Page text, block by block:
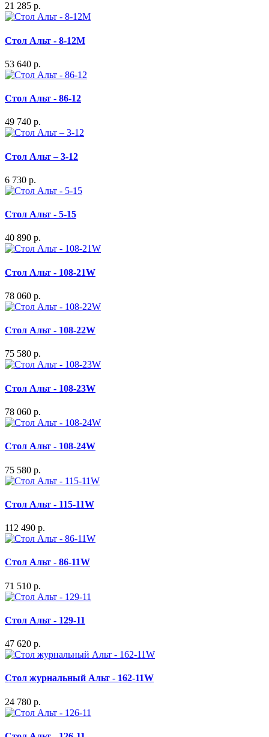
21 285 р.
Стол Альт - 8-12М
53 640 р.
Стол Альт - 86-12
49 740 р.
Стол Альт – 3-12
6 730 р.
Стол Альт - 5-15
40 890 р.
Стол Альт - 108-21W
78 060 р.
Стол Альт - 108-22W
75 580 р.
Стол Альт - 108-23W
78 060 р.
Стол Альт - 108-24W
75 580 р.
Стол Альт - 115-11W
112 490 р.
Стол Альт - 86-11W
71 510 р.
Стол Альт - 129-11
47 620 р.
Стол журнальный Альт - 162-11W
24 780 р.